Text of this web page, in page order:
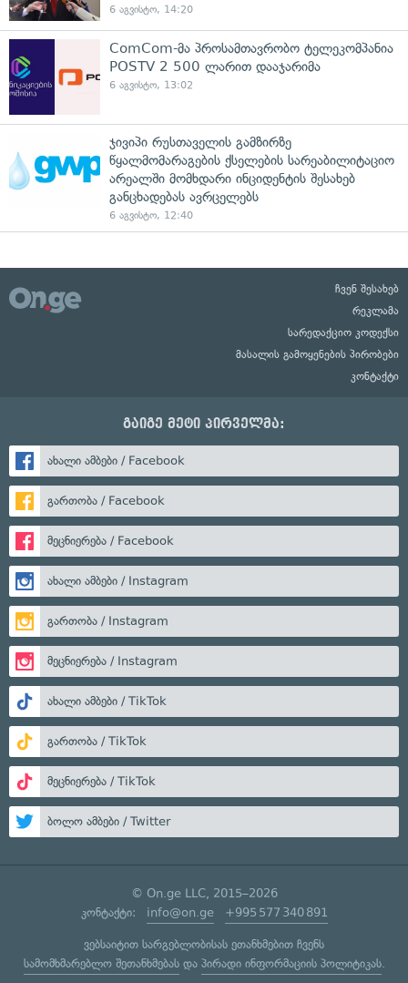
6 აგვისტო, 14:20
ComCom-მა პროსამთავრობო ტელეკომპანია
POSTV 2 500 ლარით დააჯარიმა
6 აგვისტო, 13:02
ჯივიპი რუსთაველის გამზირზე
წყალმომარაგების ქსელების სარეაბილიტაციო
არეალში მომხდარი ინციდენტის შესახებ
განცხადებას ავრცელებს
6 აგვისტო, 12:40
ჩვენ შესახებ
რეკლამა
სარედაქციო კოდექსი
მასალის გამოყენების პირობები
კონტაქტი
გაიგე მეტი პირველმა:
ახალი ამბები / Facebook
გართობა / Facebook
მეცნიერება / Facebook
ახალი ამბები / Instagram
გართობა / Instagram
მეცნიერება / Instagram
ახალი ამბები / TikTok
გართობა / TikTok
მეცნიერება / TikTok
ბოლო ამბები / Twitter
© On.ge LLC, 2015–2026
კონტაქტი: info@on.ge +995 577 340 891
ვებსაიტით სარგებლობისას ეთანხმებით ჩვენს
სამომხმარებლო შეთანხმებასდა პირადი ინფორმაციის პოლიტიკას.